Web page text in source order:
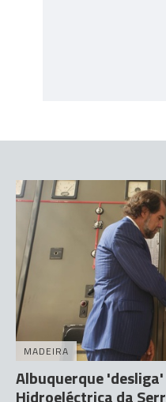
MADEIRA
Albuquerque
Hidroeléctrica da